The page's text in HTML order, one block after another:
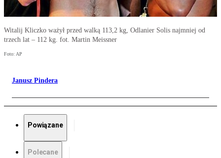
Witalij Kliczko ważył przed walką 113,2 kg, Odlanier Solis najmniej od
trzech lat – 112 kg. fot. Martin Meissner
Foto: AP
Janusz Pindera
Powiązane
Polecane